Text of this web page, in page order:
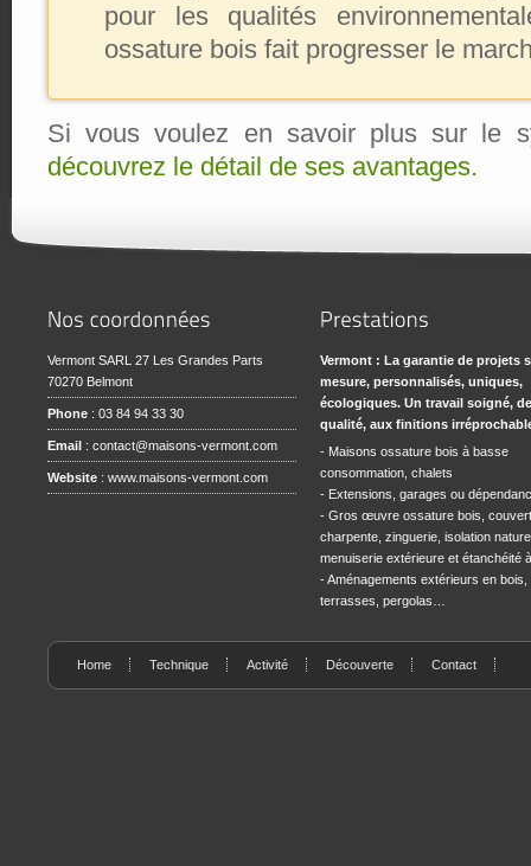
pour les qualités
ossature bois fait progresser le
Si vous voulez en savoir plus sur le
découvrez le détail de ses avantages.
Vermont SARL 27 Les Grandes Parts
70270 Belmont
Phone : 03 84 94 33 30
Email : contact@maisons-vermont.com
Website : www.maisons-vermont.com
Vermont : La garantie de projets
mesure, personnalisés, uniques,
écologiques. Un travail soigné, de
qualité, aux finitions
- Maisons ossature bois à basse
consommation, chalets
- Extensions, garages ou
- Gros œuvre ossature bois,
charpente, zinguerie, isolation
menuiserie extérieure et étanchéité à
- Aménagements extérieurs en bois,
terrasses, pergolas…
Home Technique Activité Découverte Contact